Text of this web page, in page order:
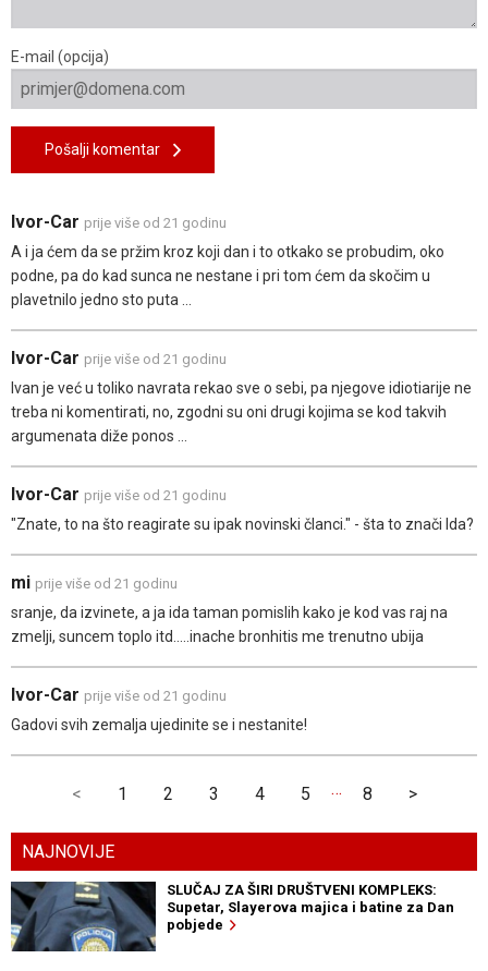
E-mail (opcija)
Pošalji komentar
Ivor-Car prije više od 21 godinu
A i ja ćem da se pržim kroz koji dan i to otkako se probudim, oko
podne, pa do kad sunca ne nestane i pri tom ćem da skočim u
plavetnilo jedno sto puta ...
Ivor-Car prije više od 21 godinu
Ivan je već u toliko navrata rekao sve o sebi, pa njegove idiotiarije ne
treba ni komentirati, no, zgodni su oni drugi kojima se kod takvih
argumenata diže ponos ...
Ivor-Car prije više od 21 godinu
"Znate, to na što reagirate su ipak novinski članci." - šta to znači Ida?
mi prije više od 21 godinu
sranje, da izvinete, a ja ida taman pomislih kako je kod vas raj na
zmelji, suncem toplo itd.....inache bronhitis me trenutno ubija
Ivor-Car prije više od 21 godinu
Gadovi svih zemalja ujedinite se i nestanite!
< 1 2 3 4 5 … 8 >
NAJNOVIJE
SLUČAJ ZA ŠIRI DRUŠTVENI KOMPLEKS:
Supetar, Slayerova majica i batine za Dan
pobjede